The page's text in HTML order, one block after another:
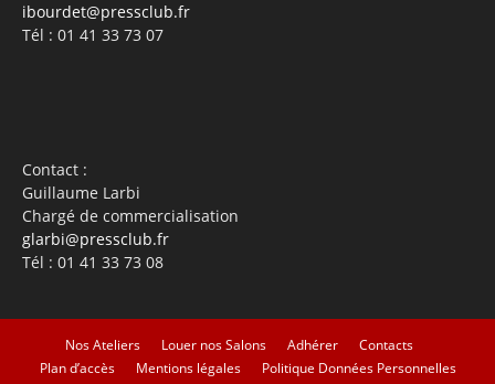
ibourdet@pressclub.fr
Tél : 01 41 33 73 07
Contact :
Guillaume Larbi
Chargé de commercialisation
glarbi@pressclub.fr
Tél : 01 41 33 73 08
Nos Ateliers Louer nos Salons Adhérer
Contacts
Plan d’accès
Mentions légales Politique Données Personnelles